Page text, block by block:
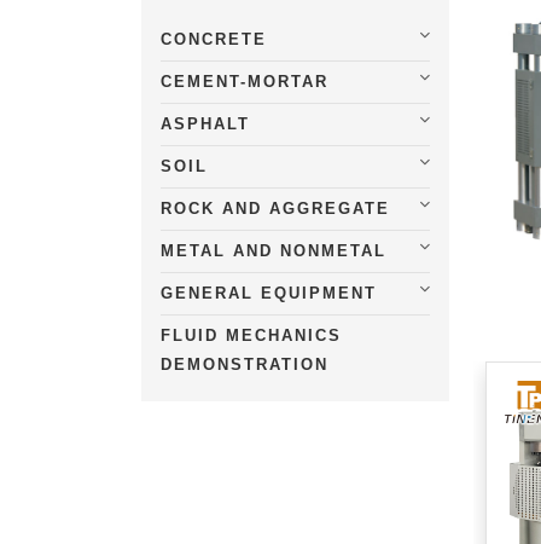
CONCRETE
CEMENT-MORTAR
ASPHALT
SOIL
ROCK AND AGGREGATE
METAL AND NONMETAL
GENERAL EQUIPMENT
FLUID MECHANICS
DEMONSTRATION